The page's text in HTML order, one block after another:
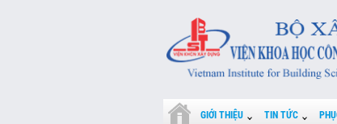
GIỚI THIỆU TIN TỨC